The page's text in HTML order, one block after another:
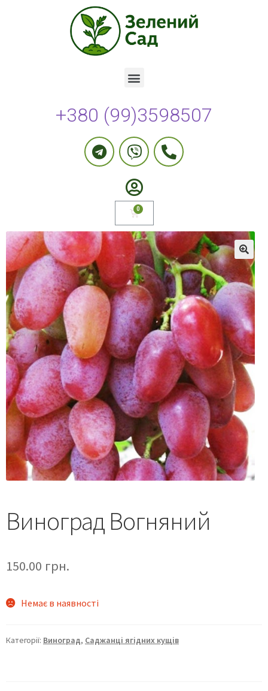
+380 (99)3598507
🔍
Виноград Вогняний
150.00 грн.
Немає в наявності
Категорії: Виноград, Саджанці ягідних кущів